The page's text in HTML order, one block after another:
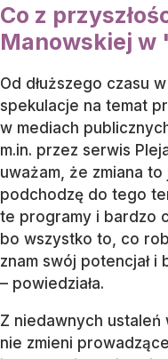
Co z
Manowskiej w
Od dłuższego czasu
spekulacje na temat
w mediach
m.in. przez serwis
uważam, że zmiana
podchodzę do tego
te programy i bardzo
bo wszystko to, co
znam swój potencjał
– powiedziała.
Z niedawnych ustaleń
nie zmieni